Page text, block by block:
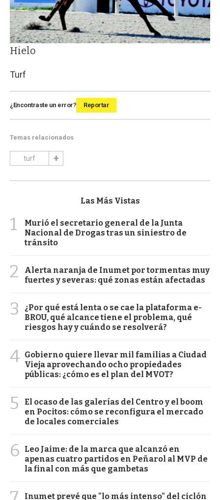
Hielo
Turf
¿Encontraste un error? Reportar
Temas relacionados
turf
Las Más Vistas
1
Murió el secretario general de la Junta
Nacional de Drogas tras un siniestro de
tránsito
2
Alerta naranja de Inumet por tormentas muy
fuertes y severas: qué zonas están afectadas
3
¿Por qué está lenta o se cae la plataforma e-
BROU, qué alcance tiene el problema, qué
riesgos hay y cuándo se resolverá?
4 Gobierno quiere llevar mil familias a Ciudad
Vieja aprovechando ocho propiedades
públicas: ¿cómo es el plan del MVOT?
5
El ocaso de las galerías del Centro y el boom
en Pocitos: cómo se reconfigura el mercado
de locales comerciales
6
Leo Jaime: de la marca que alcanzó en
apenas cuatro partidos en Peñarol al MVP de
la final con más que gambetas
Inumet prevé que "lo más intenso" del ciclón